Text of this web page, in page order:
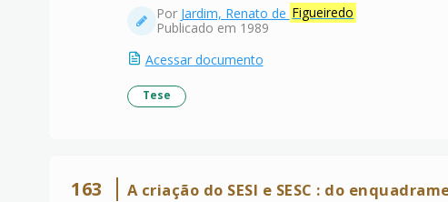
Por Jardim, Renato de Figueiredo
Publicado em 1989
Acessar documento
Tese
163
A criação do SESI e SESC : do